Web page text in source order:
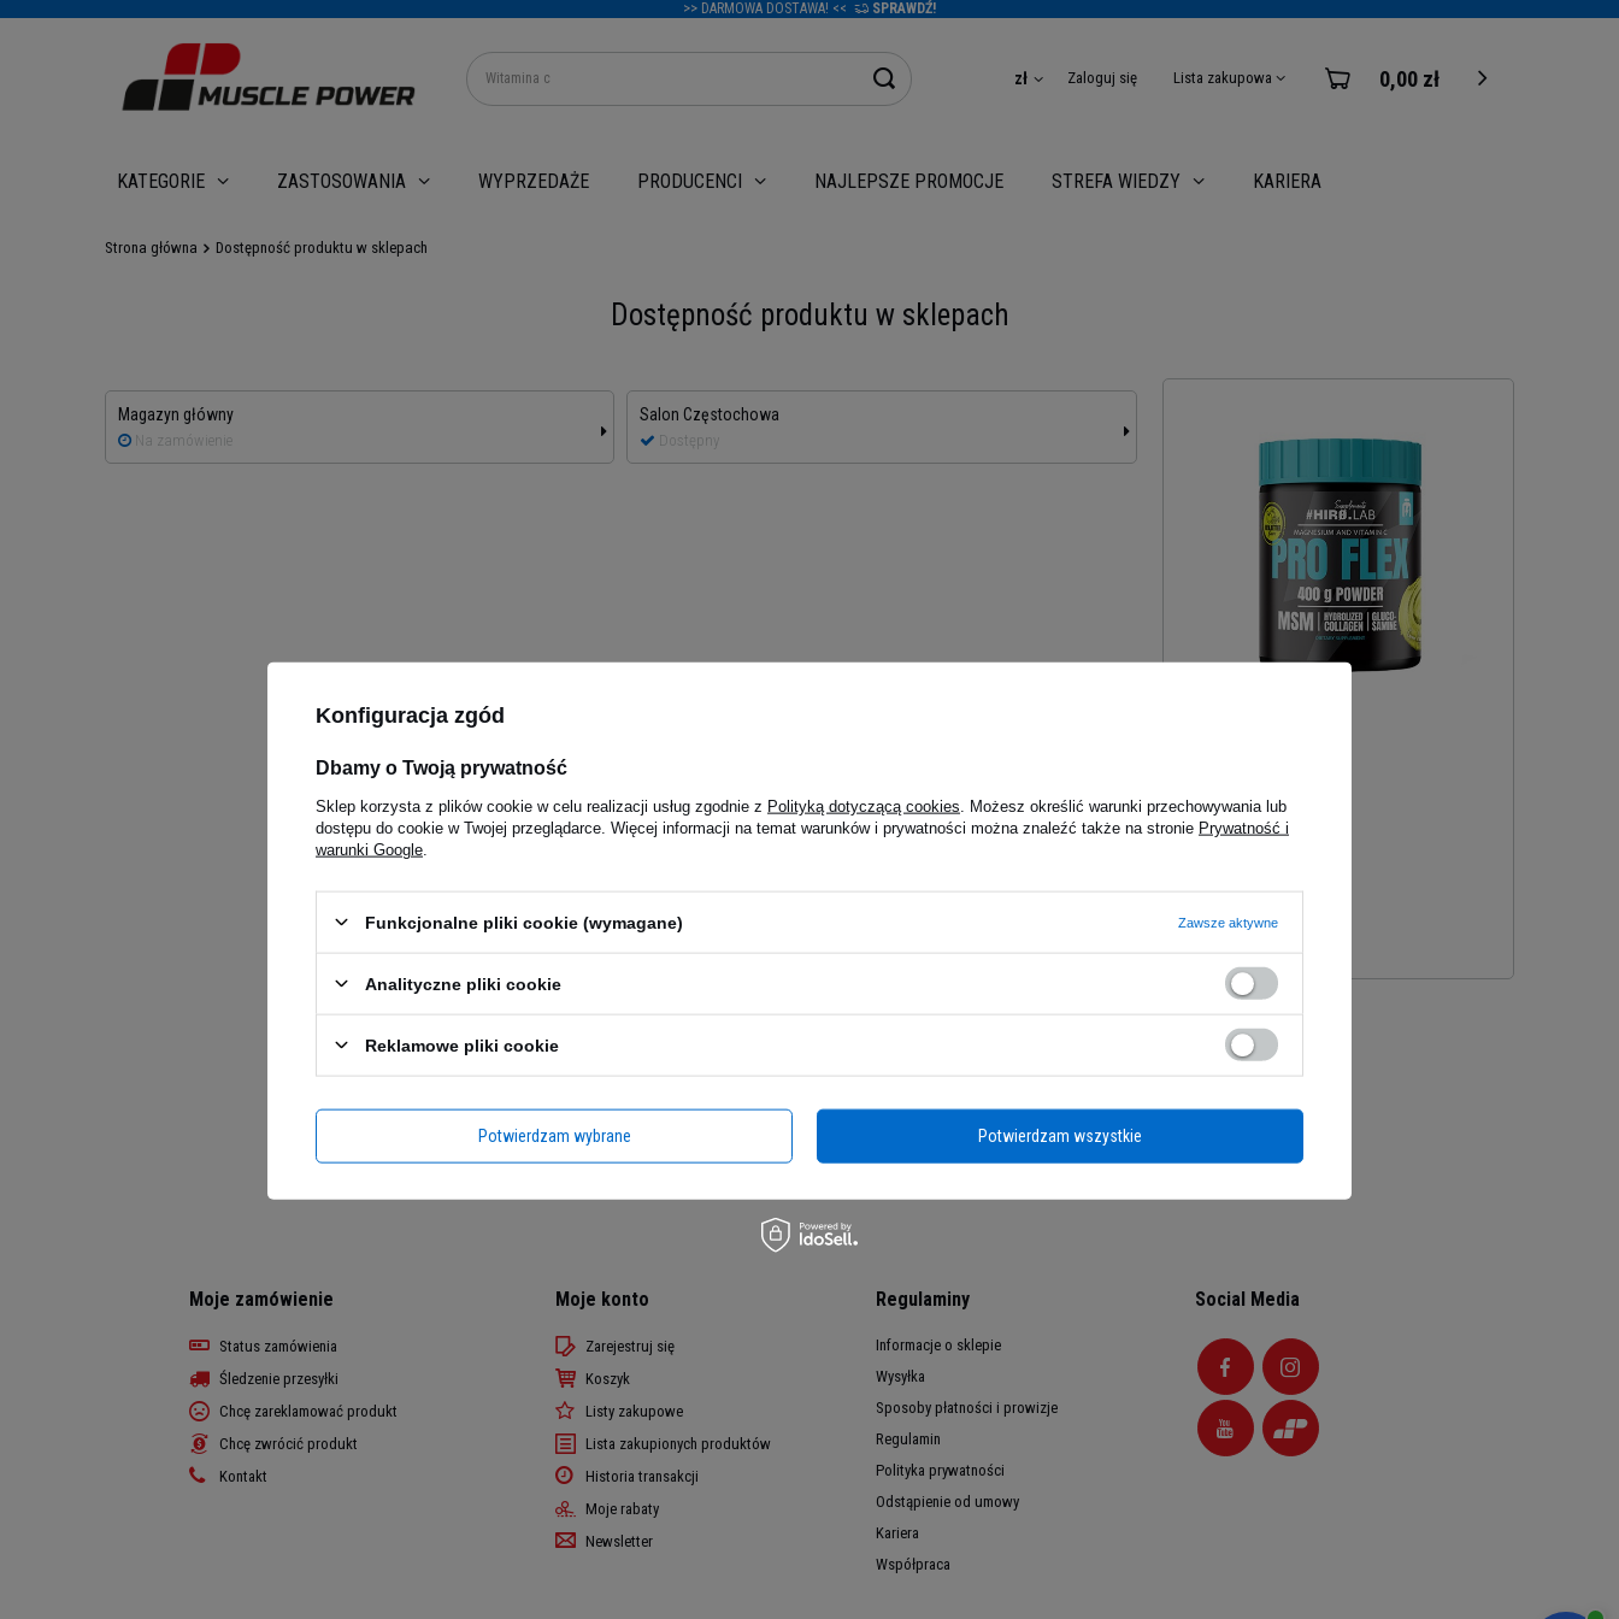
>> DARMOWA DOSTAWA! << SPRAWDŹ!
zł Zaloguj się Lista zakupowa 0,00 zł
KATEGORIE ZASTOSOWANIA WYPRZEDAŻE PRODUCENCI NAJLEPSZE PROMOCJE STREFA WIEDZY KARIERA
Strona główna Dostępność produktu w sklepach
Dostępność produktu w sklepach
Wariant:
Green Apple Sorbet
#Name:
Magazyn główny
Na zamówienie
Salon Częstochowa
Dostępny
Moje zamówienie
Status zamówienia
Śledzenie przesyłki
Chcę zareklamować produkt
Chcę zwrócić produkt
Kontakt
Moje konto
Zarejestruj się
Koszyk
Listy zakupowe
Lista zakupionych produktów
Historia transakcji
Moje rabaty
Newsletter
Regulaminy
Informacje o sklepie
Wysyłka
Sposoby płatności i prowizje
Regulamin
Polityka prywatności
Odstąpienie od umowy
Kariera
Współpraca
Social Media
Konfiguracja zgód
Dbamy o Twoją prywatność
Sklep korzysta z plików cookie w celu realizacji usług zgodnie z Polityką dotyczącą cookies . Możesz określić warunki przechowywania lub
dostępu do cookie w Twojej przeglądarce. Więcej informacji na temat warunków i prywatności można znaleźć także na stronie Prywatność i
warunki Google
Funkcjonalne pliki cookie (wymagane) Zawsze aktywne
Analityczne pliki cookie
Reklamowe pliki cookie
Potwierdzam wybrane Potwierdzam wszystkie